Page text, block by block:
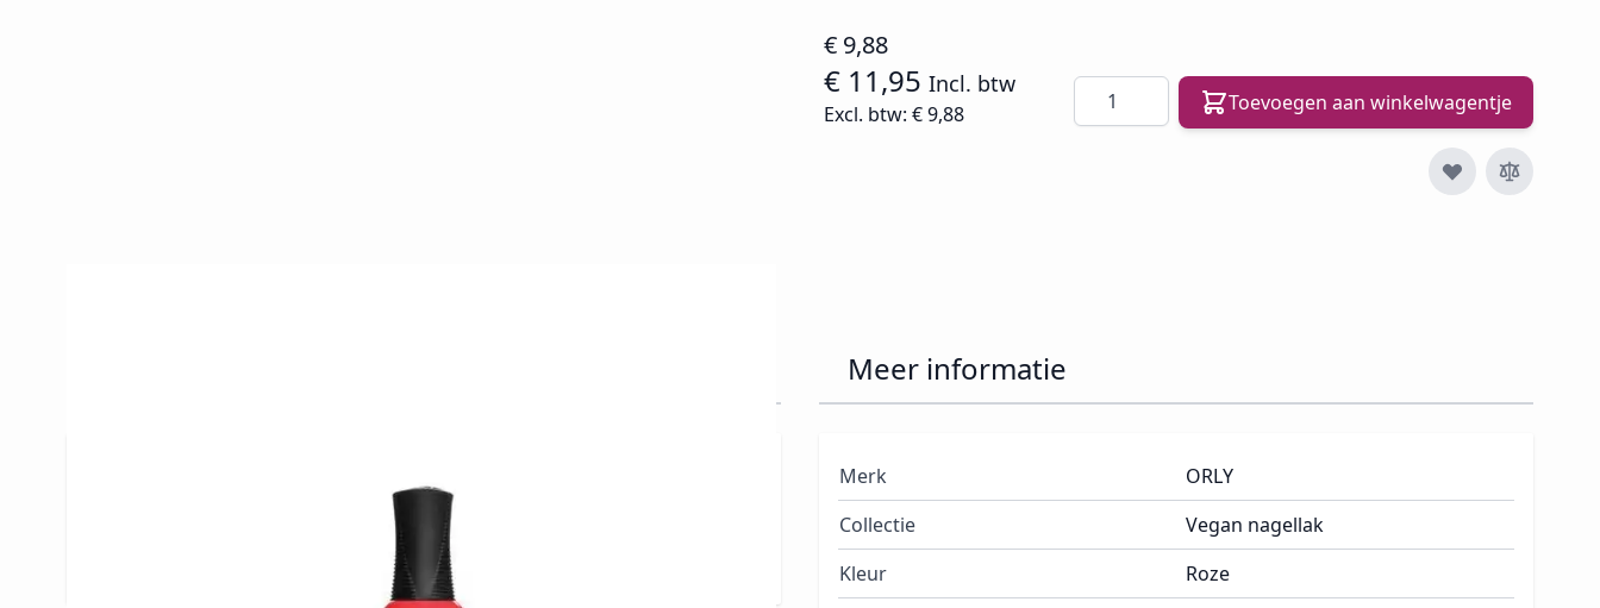
€ 9,88
€ 11,95 Incl. btw
Excl. btw: € 9,88
Aantal Toevoegen aan winkelwagentje
de marktleiders op gebied van nagellak. Daar blijven ze jaar na jaar een
competitieve plaats behouden dankzij hun vernieuwende en modieuze
collecties die zij steeds uitbrengen.
Meer informatie
Merk
ORLY
Collectie
Vegan nagellak
Kleur
Roze